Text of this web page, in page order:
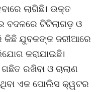
ଲାଗିଛି। ଉକ୍ତ
ବଦଳରେ ଟିଟିଲାଗଡ଼ ଓ
କିଛି ଯୁବକଙ୍କ ଜରୀଆରେ
କରାଯାଇଛି।
ରଖିବା ଓ ଚାଲାଣ
ଥିବା ଏକ ପୋଲିସ କ୍ୱଟର